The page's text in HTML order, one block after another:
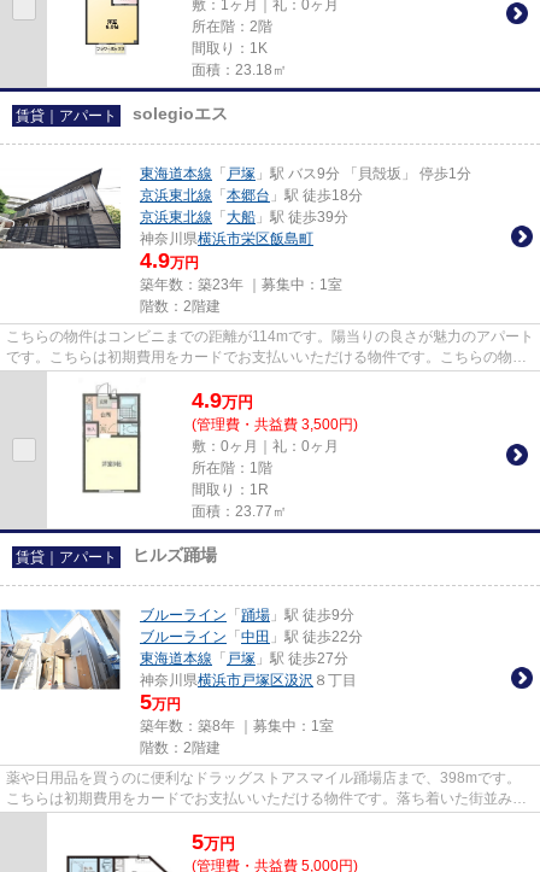
敷：1ヶ月｜礼：0ヶ月
所在階：2階
間取り：1K
面積：23.18㎡
賃貸｜アパート solegioエス
東海道本線 「 戸塚 」駅 バス9分 「貝殻坂」 停歩1分
京浜東北線 「 本郷台 」駅 徒歩18分
京浜東北線 「 大船 」駅 徒歩39分
神奈川県横浜市栄区飯島町
4.9万円
築年数：築23年 ｜募集中： 1室
階数：2階建
こちらの物件はコンビニまでの距離が114mです。陽当りの良さが魅力のアパート
です。こちらは初期費用をカードでお支払いいただける物件です。こちらの物件
4.9万円
(管理費・共益費 3,500円)
敷：0ヶ月｜礼：0ヶ月
所在階：1階
間取り：1R
面積：23.77㎡
賃貸｜アパート ヒルズ踊場
ブルーライン 「 踊場 」駅 徒歩9分
ブルーライン 「 中田 」駅 徒歩22分
東海道本線 「 戸塚 」駅 徒歩27分
神奈川県横浜市戸塚区汲沢 ８丁目
5万円
築年数：築8年 ｜募集中： 1室
階数：2階建
薬や日用品を買うのに便利なドラッグストアスマイル踊場店まで、398mです。
こちらは初期費用をカードでお支払いいただける物件です。落ち着いた街並みが
5万円
(管理費・共益費 5,000円)